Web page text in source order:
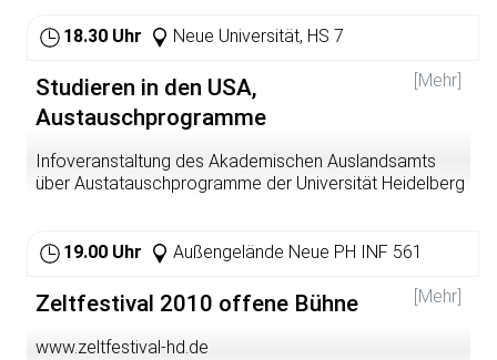
18.30 Uhr Neue Universität, HS 7
[Mehr]
Studieren in den USA,
Austauschprogramme
Infoveranstaltung des Akademischen Auslandsamts
über Austatauschprogramme der Universität Heidelberg
19.00 Uhr
Außengelände Neue PH INF 561
[Mehr]
Zeltfestival 2010 offene Bühne
www.zeltfestival-hd.de